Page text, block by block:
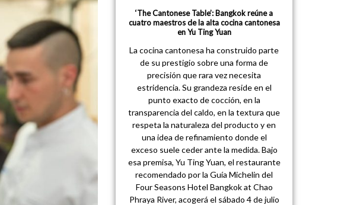
‘The Cantonese Table’: Bangkok reúne a
cuatro maestros de la alta cocina cantonesa
en Yu Ting Yuan
La cocina cantonesa ha construido parte
de su prestigio sobre una forma de
precisión que rara vez necesita
estridencia. Su grandeza reside en el
punto exacto de cocción, en la
transparencia del caldo, en la textura que
respeta la naturaleza del producto y en
una idea de refinamiento donde el
exceso suele ceder ante la medida. Bajo
esa premisa, Yu Ting Yuan, el restaurante
recomendado por la Guía Michelin del
Four Seasons Hotel Bangkok at Chao
Phraya River, acogerá el sábado 4 de julio